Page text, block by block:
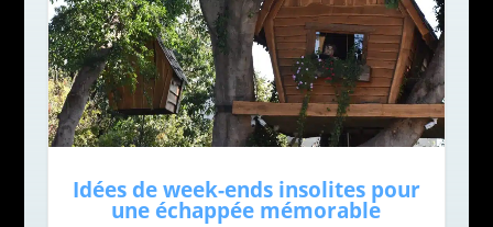
Idées de week-ends insolites pour
une échappée mémorable